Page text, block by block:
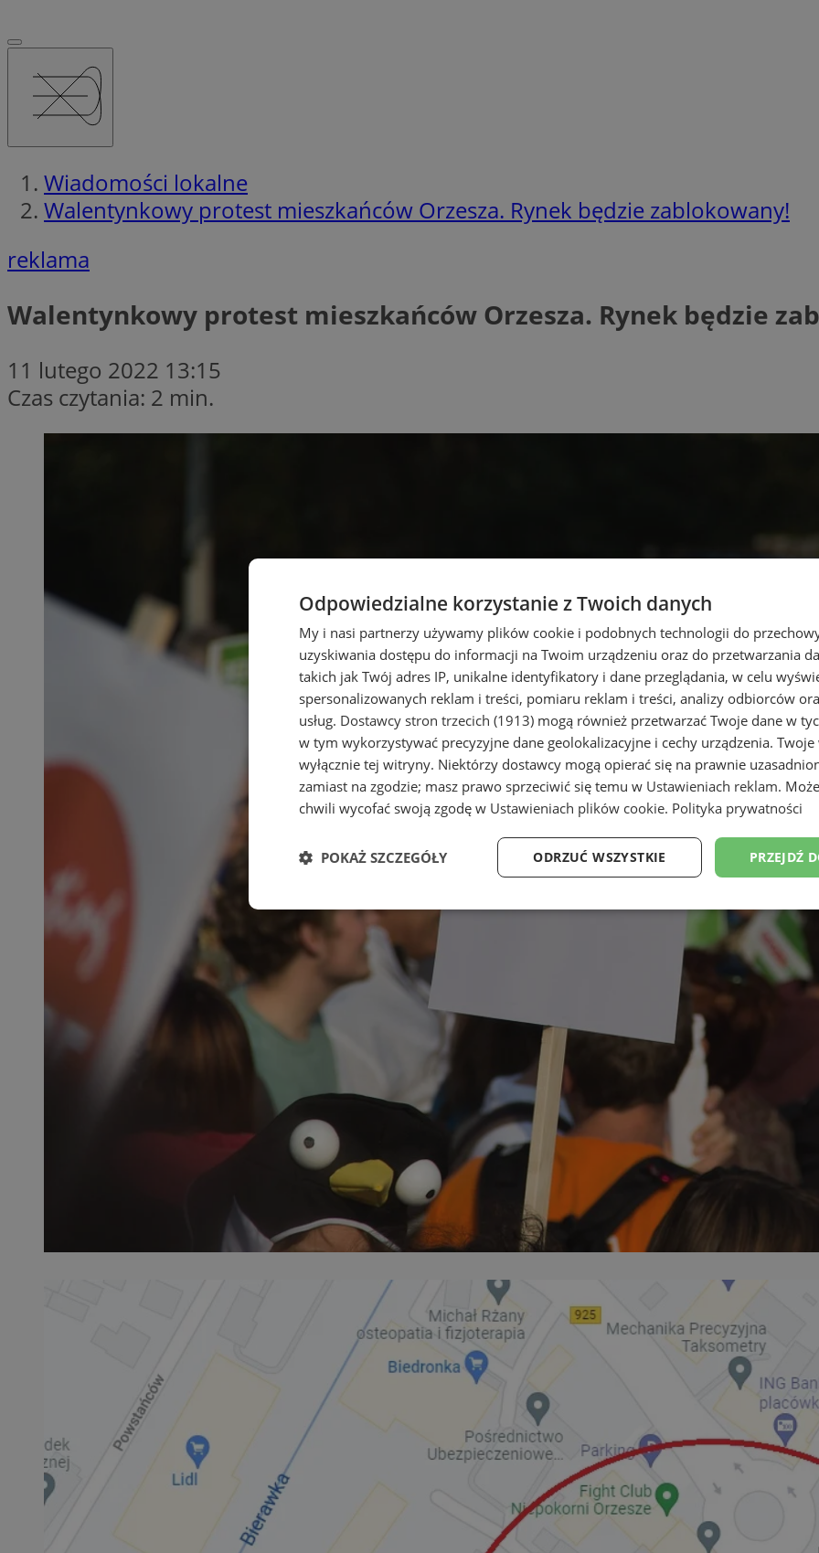
Wiadomości lokalne
Walentynkowy protest mieszkańców Orzesza. Rynek będzie zablokowany!
reklama
Walentynkowy protest mieszkańców Orzesza. Rynek będzie
11 lutego 2022 13:15
Czas czytania: 2 min.
Odpowiedzialne korzystanie z Twoich danych
My i nasi partnerzy używamy plików cookie i podobnych technologii do
uzyskiwania dostępu do informacji na Twoim urządzeniu oraz do przetwarzania
takich jak Twój adres IP, unikalne identyfikatory i dane przeglądania, w celu
spersonalizowanych reklam i treści, pomiaru reklam i treści, analizy odbiorców
usług. Dostawcy stron trzecich (1913) mogą również przetwarzać Twoje dane w
w tym wykorzystywać precyzyjne dane geolokalizacyjne i cechy urządzenia.
wyłącznie tej witryny. Niektórzy dostawcy mogą opierać się na prawnie
zamiast na zgodzie; masz prawo sprzeciwić się temu w Ustawieniach reklam.
chwili wycofać swoją zgodę w Ustawieniach plików cookie. Polityka prywatności
PRZEJDŹ
ODRZUĆ WSZYSTKIE
POKAŻ SZCZEGÓŁY
Niezbędne Wydajność Targetowanie Funkcjonalność
Targetowanie Funkcjonalność
Niezbędne pliki cookie umożliwiają korzystanie z podstawowych funkcji strony internetowej, takich jak
zarządzanie kontem. Bez niezbędnych plików cookie nie można prawidłowo korzystać ze strony internetowej.
Nazwa
Provider/
Domena
Okres
przechowywania
SessID orzesze.com.pl
Ten plik cookie przechowuje
QeSessID
orzesze.com.pl 1 rok
Ten plik cookie przechowuje
orzesze.com.pl 1 rok
Ten plik cookie przechowuje
VISITOR_PRIVACY_METADATA
YouTube
.youtube.com
5 miesięcy 4
tygodnie
Ten plik cookie przechowuje
użytkownika oraz jego
wybory dotyczące polityki
zgody, zapewniając ich
zgodność z regulacjami ochrony
__cf_bm
Cloudflare
Inc.
.x.com
Ten plik cookie służy do
to korzystne dla strony
umożliwia tworzenie ważnych
korzystania z jej witryny
CookieScriptConsent
CookieScript
orzesze.com.pl
Ten plik cookie jest używany przez
Script.com do zapamiętywania
zgody użytkownika na pliki cookie.
aby baner cookie Cookie-Script.com
.twitter.com
29 minut 55
sekund
Ten plik cookie służy do
to korzystne dla strony
umożliwia tworzenie ważnych
korzystania z jej witryny